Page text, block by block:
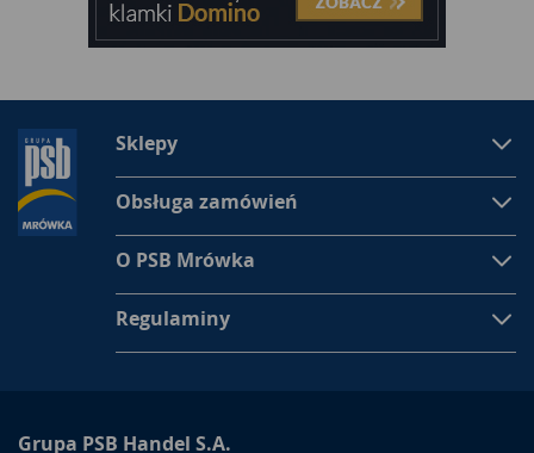
Sklepy
Obsługa zamówień
O PSB Mrówka
Regulaminy
Grupa PSB Handel S.A.